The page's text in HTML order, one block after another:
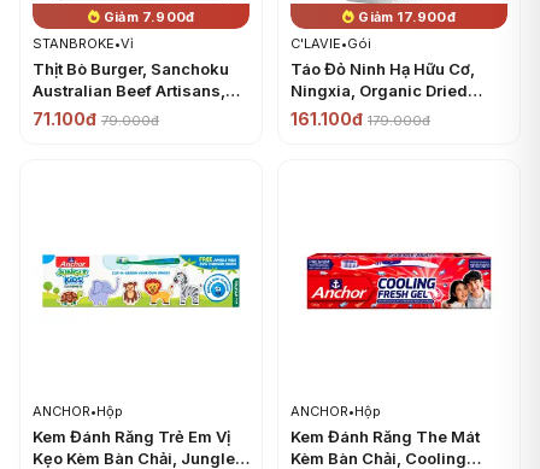
Giảm 7.900đ
STANBROKE•Vỉ
Thịt Bò Burger, Sanchoku
Australian Beef Artisans,
Grass Fed Burger (150g) -
71.100đ 79.000đ
Giảm 17.900đ
C'LAVIE•Gói
Táo Đỏ Ninh Hạ Hữu Cơ,
Ningxia, Organic Dried
Jujube (450g) - C'LAVIE
161.100đ 179.000đ
ANCHOR•Hộp
Kem Đánh Răng Trẻ Em Vị
Kẹo Kèm Bàn Chải, Jungle
ANCHOR•Hộp
Kem Đánh Răng The Mát
Kèm Bàn Chải, Cooling